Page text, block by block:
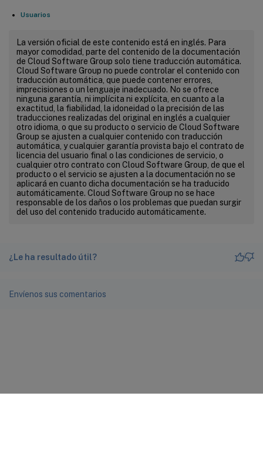
Usuarios
La versión oficial de este contenido está en inglés. Para
mayor comodidad, parte del contenido de la documentación
de Cloud Software Group solo tiene traducción automática.
Cloud Software Group no puede controlar el contenido con
traducción automática, que puede contener errores,
imprecisiones o un lenguaje inadecuado. No se ofrece
ninguna garantía, ni implícita ni explícita, en cuanto a la
exactitud, la fiabilidad, la idoneidad o la precisión de las
traducciones realizadas del original en inglés a cualquier
otro idioma, o que su producto o servicio de Cloud Software
Group se ajusten a cualquier contenido con traducción
automática, y cualquier garantía provista bajo el contrato de
licencia del usuario final o las condiciones de servicio, o
cualquier otro contrato con Cloud Software Group, de que el
producto o el servicio se ajusten a la documentación no se
aplicará en cuanto dicha documentación se ha traducido
automáticamente. Cloud Software Group no se hace
responsable de los daños o los problemas que puedan surgir
del uso del contenido traducido automáticamente.
¿Le ha resultado útil?
Envíenos sus comentarios